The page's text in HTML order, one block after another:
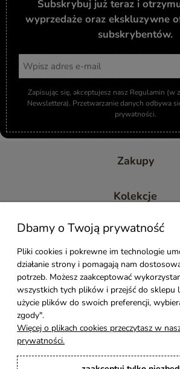
Subskrybuj już teraz i
wyprzedaże oraz ekskluzywne
subskrybentów.
Zapisując się, akceptujesz nasz Regulamin (w
Newslettera). Przetwarzanie danych odbywa
prywatności.
Zakupy
Kolekcje
Moje konto
Pomoc
Styl Mebli
Rodzaje drewna
Dbamy o Twoją prywatność
Pliki cookies i pokrewne im technologie
działanie strony i pomagają nam
potrzeb. Możesz zaakceptować
wszystkich tych plików i przejść do sklepu
użycie plików do swoich preferencji,
zgody".
Więcej o plikach cookies przeczytasz w
prywatności.